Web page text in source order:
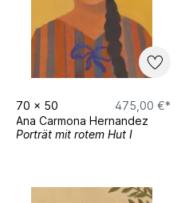
70 x 50
475,00 €*
Ana Carmona Hernandez
Porträt mit rotem Hut I